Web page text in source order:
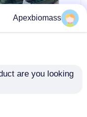
آسیاب گلوله ساقه خط
Apexbiomass
are you looking